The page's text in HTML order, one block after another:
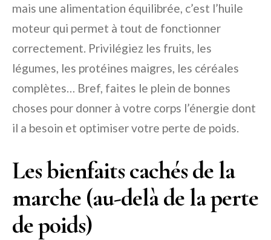
mais une alimentation équilibrée, c’est l’huile
moteur qui permet à tout de fonctionner
correctement. Privilégiez les fruits, les
légumes, les protéines maigres, les céréales
complètes… Bref, faites le plein de bonnes
choses pour donner à votre corps l’énergie dont
il a besoin et optimiser votre perte de poids.
Les bienfaits cachés de la
marche (au-delà de la perte
de poids)